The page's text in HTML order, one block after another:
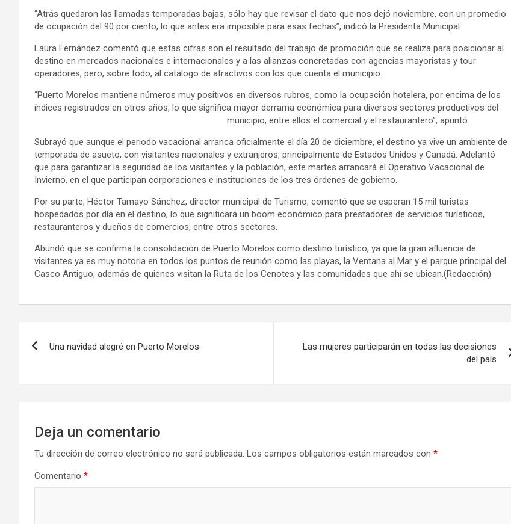
“Atrás quedaron las llamadas temporadas bajas, sólo hay que revisar el dato que nos dejó noviembre, con un promedio
de ocupación del 90 por ciento, lo que antes era imposible para esas fechas”, indicó la Presidenta Municipal.
Laura Fernández comentó que estas cifras son el resultado del trabajo de promoción que se realiza para posicionar al
destino en mercados nacionales e internacionales y a las alianzas concretadas con agencias mayoristas y tour
operadores, pero, sobre todo, al catálogo de atractivos con los que cuenta el municipio.
“Puerto Morelos mantiene números muy positivos en diversos rubros, como la ocupación hotelera, por encima de los
índices registrados en otros años, lo que significa mayor derrama económica para diversos sectores productivos del
municipio, entre ellos el comercial y el restaurantero”, apuntó.
Subrayó que aunque el periodo vacacional arranca oficialmente el día 20 de diciembre, el destino ya vive un ambiente de
temporada de asueto, con visitantes nacionales y extranjeros, principalmente de Estados Unidos y Canadá. Adelantó
que para garantizar la seguridad de los visitantes y la población, este martes arrancará el Operativo Vacacional de
Invierno, en el que participan corporaciones e instituciones de los tres órdenes de gobierno.
Por su parte, Héctor Tamayo Sánchez, director municipal de Turismo, comentó que se esperan 15 mil turistas
hospedados por día en el destino, lo que significará un boom económico para prestadores de servicios turísticos,
restauranteros y dueños de comercios, entre otros sectores.
Abundó que se confirma la consolidación de Puerto Morelos como destino turístico, ya que la gran afluencia de
visitantes ya es muy notoria en todos los puntos de reunión como las playas, la Ventana al Mar y el parque principal del
Casco Antiguo, además de quienes visitan la Ruta de los Cenotes y las comunidades que ahí se ubican.(Redacción)
entradas
Una navidad alegré en Puerto Morelos
Las mujeres participarán en todas las decisiones
del país
Deja un comentario
Tu dirección de correo electrónico no será publicada. Los campos obligatorios están marcados con *
Comentario *